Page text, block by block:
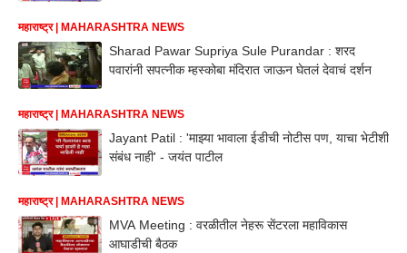
महाराष्ट्र | MAHARASHTRA NEWS
Sharad Pawar Supriya Sule Purandar : शरद
पवारांनी सपत्नीक म्हस्कोबा मंदिरात जाऊन घेतलं देवाचं दर्शन
महाराष्ट्र | MAHARASHTRA NEWS
Jayant Patil : 'माझ्या भावाला ईडीची नोटीस पण, याचा भेटीशी
संबंध नाही' - जयंत पाटील
महाराष्ट्र | MAHARASHTRA NEWS
MVA Meeting : वरळीतील नेहरू सेंटरला महाविकास
आघाडीची बैठक